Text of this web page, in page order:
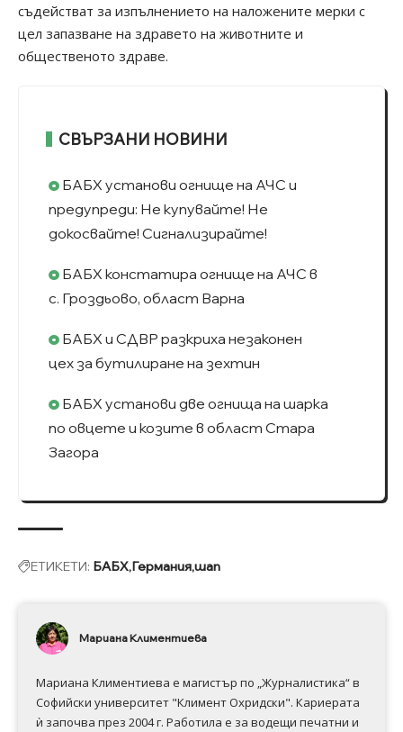
съдействат за изпълнението на наложените мерки с
цел запазване на здравето на животните и
общественото здраве.
СВЪРЗАНИ НОВИНИ
БАБХ установи огнище на АЧС и
предупреди: Не купувайте! Не
докосвайте! Сигнализирайте!
БАБХ констатира огнище на АЧС в
с. Гроздьово, област Варна
БАБХ и СДВР разкриха незаконен
цех за бутилиране на зехтин
БАБХ установи две огнища на шарка
по овцете и козите в област Стара
Загора
ЕТИКЕТИ: БАБХ Германияшап
Мариана Климентиева
Мариана Климентиева е магистър по „Журналистика“ в
Софийски университет "Климент Охридски". Кариерата
ѝ започва през 2004 г. Работила е за водещи печатни и